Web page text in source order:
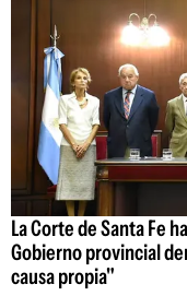
La Corte de Santa Fe
Gobierno provincial
causa propia"